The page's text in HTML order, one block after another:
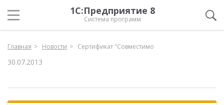
1С:Предприятие 8
Система программ
Главная Новости Сертификат "Совместимо
30.07.2013